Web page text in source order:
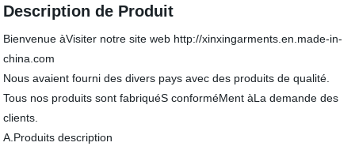
Description de Produit
Bienvenue àVisiter notre site web http://xinxingarments.en.made-in-
china.com
Nous avaient fourni des divers pays avec des produits de qualité.
Tous nos produits sont fabriquéS conforméMent àLa demande des
clients.
A.Produits description